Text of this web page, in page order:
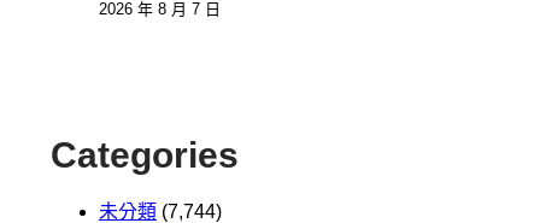
2026 年 8 月 7 日
Categories
未分類 (7,744)